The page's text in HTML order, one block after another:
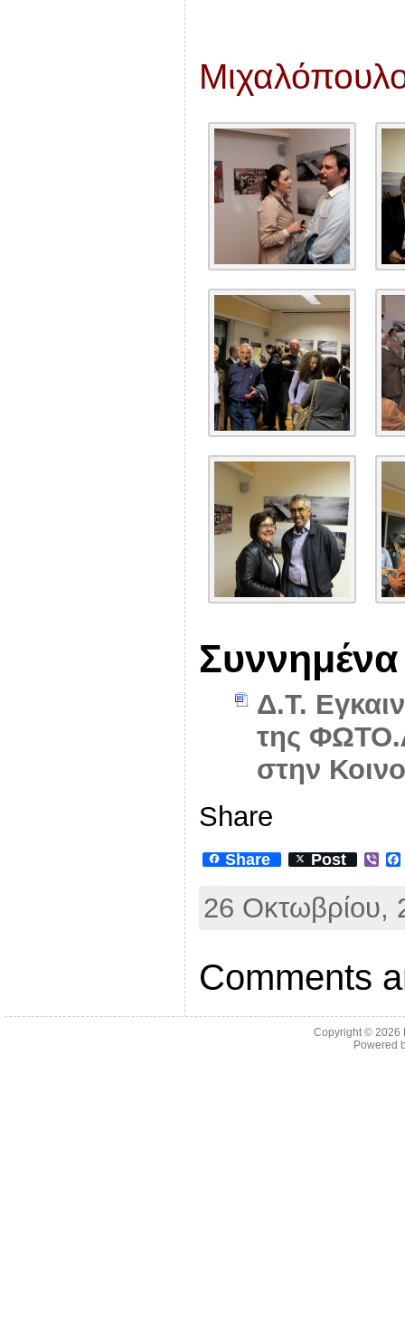
Συννημένα
Δ.Τ.
της
στην
Share
Share Post
V
e
r
26 Οκτωβρίου,
Comments
Copyright © 2026
Powered